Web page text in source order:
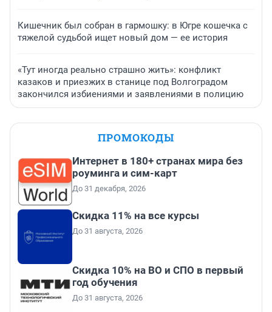
Кишечник был собран в гармошку: в Югре кошечка с
тяжелой судьбой ищет новый дом — ее история
«Тут иногда реально страшно жить»: конфликт
казаков и приезжих в станице под Волгоградом
закончился избиениями и заявлениями в полицию
ПРОМОКОДЫ
Интернет в 180+ странах мира без
роуминга и сим-карт
До 31 декабря, 2026
Скидка 11% на все курсы
До 31 августа, 2026
Скидка 10% на ВО и СПО в первый
год обучения
До 31 августа, 2026